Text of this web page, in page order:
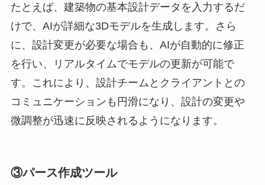
たとえば、建築物の基本設計データを入力するだ
けで、AIが詳細な3Dモデルを生成します。さら
に、設計変更が必要な場合も、AIが自動的に修正
を行い、リアルタイムでモデルの更新が可能で
す。これにより、設計チームとクライアントとの
コミュニケーションも円滑になり、設計の変更や
微調整が迅速に反映されるようになります。
③パース作成ツール